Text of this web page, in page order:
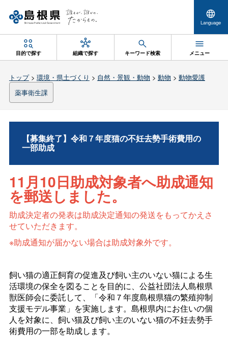
Language
目的で探す 組織で探す キーワード検索 メニュー
トップ> 環境・県土づくり > 自然・景観・動物 > 動物 > 動物愛護
薬事衛生課
【募集終了】令和７年度猫の不妊去勢手術費用の
一部助成
11月10日助成対象者へ助成通知
を郵送しました。
助成決定者の発表は助成決定通知の発送をもってかえさ
せていただきます。
※助成通知が届かない場合は助成対象外です。
飼い猫の適正飼育の促進及び飼い主のいない猫による生
活環境の保全を図ることを目的に、公益社団法人島根県
獣医師会に委託して、「令和７年度島根県猫の繁殖抑制
支援モデル事業」を実施します。島根県内にお住いの個
人を対象に、飼い猫及び飼い主のいない猫の不妊去勢手
術費用の一部を助成します。